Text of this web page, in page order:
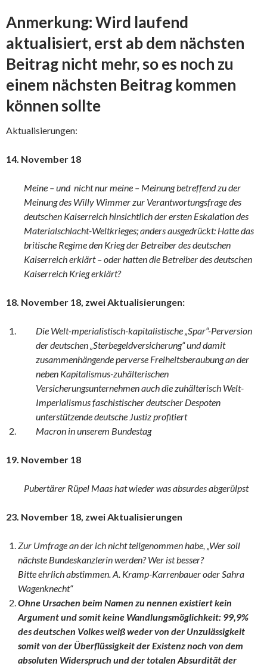
Anmerkung: Wird laufend
aktualisiert, erst ab dem nächsten
Beitrag nicht mehr, so es noch zu
einem nächsten Beitrag kommen
können sollte
Aktualisierungen:
14. November 18
Meine – und nicht nur meine – Meinung betreffend zu der
Meinung des Willy Wimmer zur Verantwortungsfrage des
deutschen Kaiserreich hinsichtlich der ersten Eskalation des
Materialschlacht-Weltkrieges; anders ausgedrückt: Hatte das
britische Regime den Krieg der Betreiber des deutschen
Kaiserreich erklärt – oder hatten die Betreiber des deutschen
Kaiserreich Krieg erklärt?
18. November 18, zwei Aktualisierungen:
Die Welt-mperialistisch-kapitalistische „Spar“-Perversion
der deutschen „Sterbegeldversicherung“ und damit
zusammenhängende perverse Freiheitsberaubung an der
neben Kapitalismus-zuhälterischen
Versicherungsunternehmen auch die zuhälterisch Welt-
Imperialismus faschistischer deutscher Despoten
unterstützende deutsche Justiz profitiert
Macron in unserem Bundestag
19. November 18
Pubertärer Rüpel Maas hat wieder was absurdes abgerülpst
23. November 18, zwei Aktualisierungen
Zur Umfrage an der ich nicht teilgenommen habe, „Wer soll
nächste Bundeskanzlerin werden? Wer ist besser?
Bitte ehrlich abstimmen. A. Kramp-Karrenbauer oder Sahra
Wagenknecht“
Ohne Ursachen beim Namen zu nennen existiert kein
Argument und somitkeine Wandlungsmöglichkeit: 99,9%
des deutschen Volkes weiß weder von der Unzulässigkeit
somit von der Überflüssigkeit der Existenz noch von dem
absoluten Widerspruch und der totalen Absurdität der